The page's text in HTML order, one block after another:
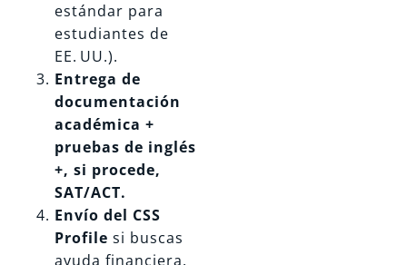
estándar para
estudiantes de
EE. UU.).
Entrega de
documentación
académica +
pruebas de inglés
+, si procede,
SAT/ACT.
Envío del CSS
Profile si buscas
ayuda financiera.